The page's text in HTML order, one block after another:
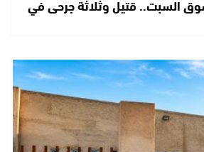
السبت.. قتيل وثلاثة جرحى في